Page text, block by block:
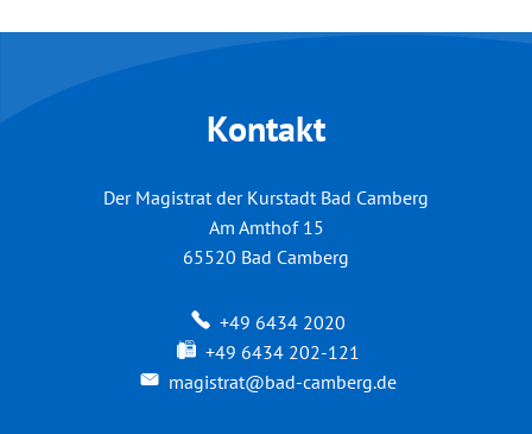
Kontakt
Der Magistrat der Kurstadt Bad Camberg
Am Amthof 15
65520 Bad Camberg
+49 6434 2020
+49 6434 202-121
magistrat@bad-camberg.de